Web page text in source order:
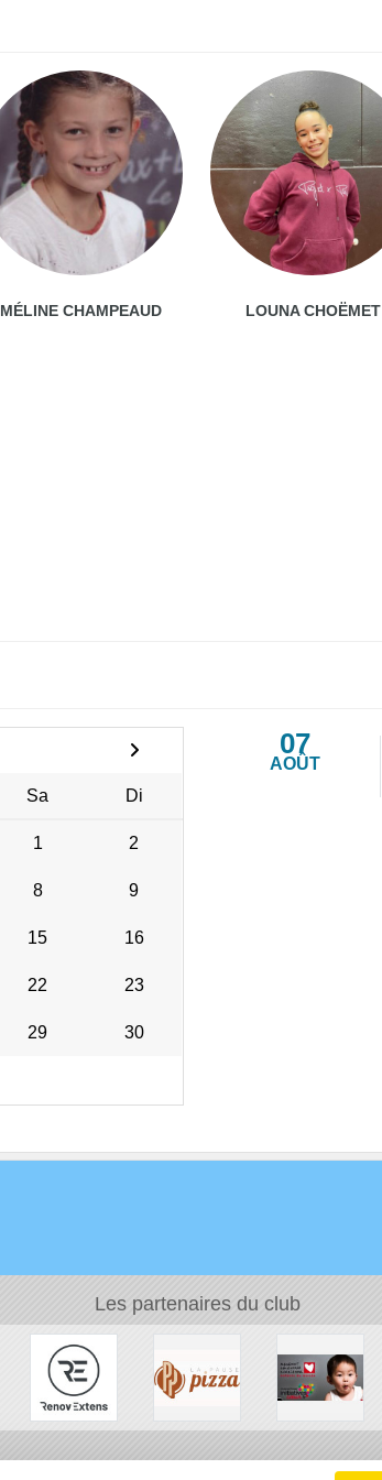
MÉLINE CHAMPEAUD LOUNA CHOËMET
Sa Di
1 2
8 9
15 16
22 23
29 30
07
AOÛT
Les partenaires du club